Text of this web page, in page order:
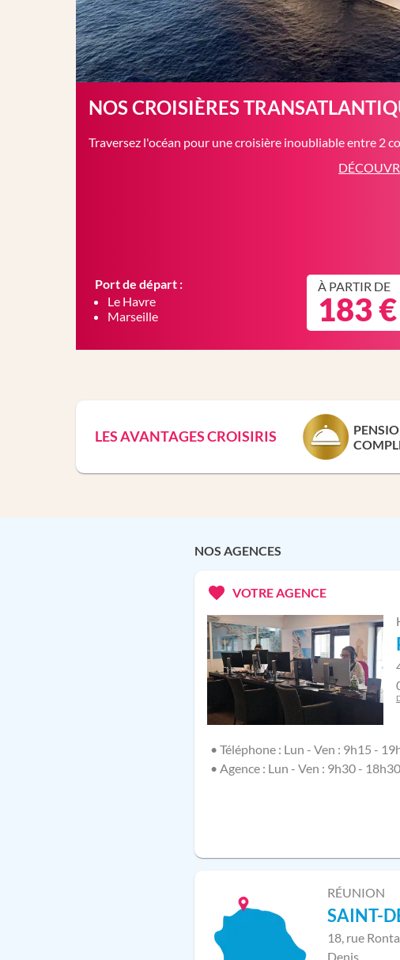
NOS CROISIÈRES
Traversez l'océan pour une croisière inoubliable entre 2
Port de départ :
Le Havre
Marseille
À PARTIR DE
183 €
LES AVANTAGES CROISIRIS
NOS AGENCES
VOTRE AGENCE
• Téléphone : Lun - Ven : 9h15 -
• Agence : Lun - Ven : 9h30 -
RÉUNION
SAINT-
18, rue
Denis